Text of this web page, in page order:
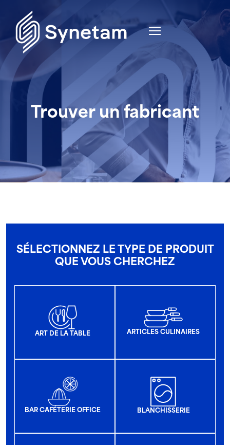
Trouver un fabricant
SÉLECTIONNEZ LE TYPE DE PRODUIT
QUE VOUS CHERCHEZ
ART DE LA TABLE ARTICLES CULINAIRES
BAR CAFÉTERIE OFFICE BLANCHISSERIE